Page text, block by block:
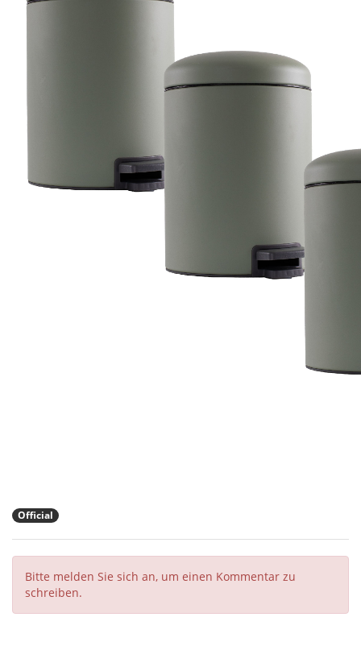
Official
Bitte melden Sie sich an, um einen Kommentar zu
schreiben.